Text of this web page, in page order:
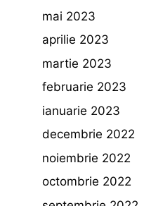
mai 2023
aprilie 2023
martie 2023
februarie 2023
ianuarie 2023
decembrie 2022
noiembrie 2022
octombrie 2022